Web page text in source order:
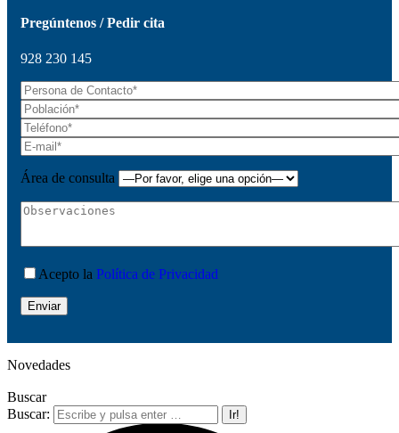
Pregúntenos / Pedir cita
928 230 145
Área de consulta
Acepto la Política de Privacidad
Novedades
Buscar
Buscar: